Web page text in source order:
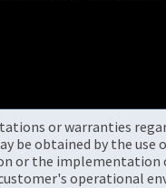
or warranties
be obtained by the
or the implementation
operational